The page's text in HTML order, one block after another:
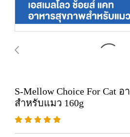
S-Mellow Choice For Cat
สำหรับแมว 160g